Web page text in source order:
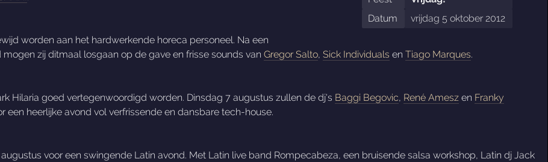
Datum
vrijdag 5 oktober 2012
worden aan het hardwerkende horeca personeel. Na een
zij ditmaal losgaan op de gave en frisse sounds van Gregor Salto, Sick Individuals en Tiago Marques.
Hilaria goed vertegenwoordigd worden. Dinsdag 7 augustus zullen de dj's Baggi Begovic, René Ameszen Franky
een heerlijke avond vol verfrissende en dansbare tech-house.
voor een swingende Latin avond. Met Latin live band Rompecabeza, een bruisende salsa workshop, Latin dj Jack